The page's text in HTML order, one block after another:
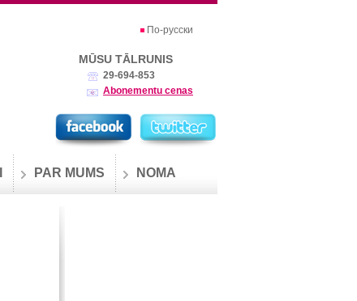
По-русски
MŪSU TĀLRUNIS
29-694-853
Abonementu cenas
PAR MUMS NOMA